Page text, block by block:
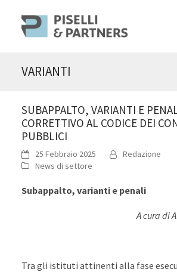
VARIANTI
SUBAPPALTO, VARIANTI E
CORRETTIVO AL CODICE DEI
PUBBLICI
25 Febbraio 2025
Redazione
News di settore
Subappalto, varianti e penali
A cura di
Tra gli istituti attinenti alla fase